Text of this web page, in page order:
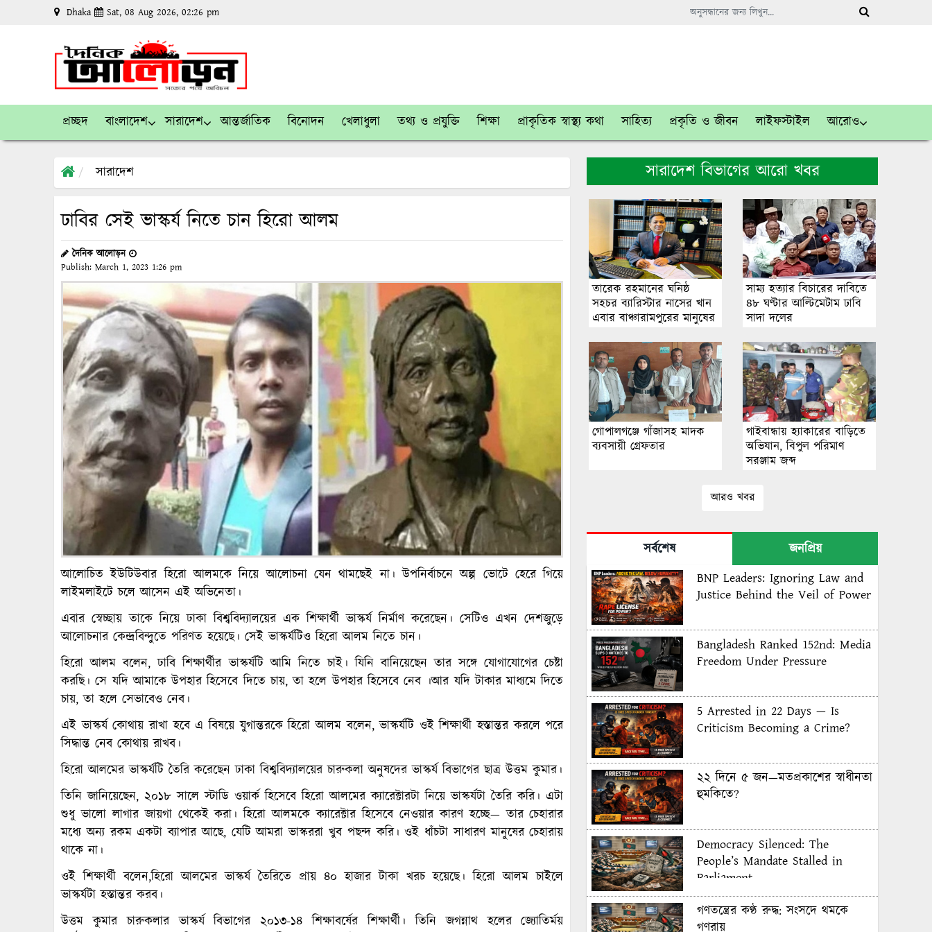
Dhaka Sat, 08 Aug 2026, 02:26 pm
প্রচ্ছদ বাংলাদেশ সারাদেশ আন্তর্জাতিক বিনোদন খেলাধুলা তথ্য ও প্রযুক্তি শিক্ষা প্রাকৃতিক স্বাস্থ্য কথা সাহিত্য প্রকৃতি ও জীবন লাইফস্টাইল আরোও
সারাদেশ
ঢাবির সেই ভাস্কর্য নিতে চান হিরো আলম
দৈনিক আলোড়ন
Publish: March 1, 2023 1:26 pm
আলোচিত ইউটিউবার হিরো আলমকে নিয়ে আলোচনা যেন থামছেই না। উপনির্বাচনে অল্প ভোটে হেরে গিয়ে
লাইমলাইটে চলে আসেন এই অভিনেতা।
এবার স্বেচ্ছায় তাকে নিয়ে ঢাকা বিশ্ববিদ্যালয়ের এক শিক্ষার্থী ভাস্কর্য নির্মাণ করেছেন। সেটিও এখন দেশজুড়ে
আলোচনার কেন্দ্রবিন্দুতে পরিণত হয়েছে। সেই ভাস্কর্যটিও হিরো আলম নিতে চান।
হিরো আলম বলেন, ঢাবি শিক্ষার্থীর ভাস্কর্যটি আমি নিতে চাই। যিনি বানিয়েছেন তার সঙ্গে যোগাযোগের চেষ্টা
করছি। সে যদি আমাকে উপহার হিসেবে দিতে চায়, তা হলে উপহার হিসেবে নেব ।আর যদি টাকার মাধ্যমে দিতে
চায়, তা হলে সেভাবেও নেব।
এই ভাস্কর্য কোথায় রাখা হবে এ বিষয়ে যুগান্তরকে হিরো আলম বলেন, ভাস্কর্যটি ওই শিক্ষার্থী হস্তান্তর করলে পরে
সিদ্ধান্ত নেব কোথায় রাখব।
হিরো আলমের ভাস্কর্যটি তৈরি করেছেন ঢাকা বিশ্ববিদ্যালয়ের চারুকলা অনুষদের ভাস্কর্য বিভাগের ছাত্র উত্তম কুমার।
তিনি জানিয়েছেন, ২০১৮ সালে স্টাডি ওয়ার্ক হিসেবে হিরো আলমের ক্যারেক্টারটা নিয়ে ভাস্কর্যটা তৈরি করি। এটা
শুধু ভালো লাগার জায়গা থেকেই করা। হিরো আলমকে ক্যারেক্টার হিসেবে নেওয়ার কারণ হচ্ছে— তার চেহারার
মধ্যে অন্য রকম একটা ব্যাপার আছে, যেটি আমরা ভাস্কররা খুব পছন্দ করি। ওই ধাঁচটা সাধারণ মানুষের চেহারায়
থাকে না।
ওই শিক্ষার্থী বলেন,হিরো আলমের ভাস্কর্য তৈরিতে প্রায় ৪০ হাজার টাকা খরচ হয়েছে। হিরো আলম চাইলে
ভাস্কর্যটা হস্তান্তর করব।
উত্তম কুমার চারুকলার ভাস্কর্য বিভাগের ২০১৩-১৪ শিক্ষাবর্ষের শিক্ষার্থী। তিনি জগন্নাথ হলের জ্যোতির্ময়
সারাদেশ বিভাগের আরো খবর
তারেক রহমানের ঘনিষ্ঠ
সহচর ব্যারিস্টার নাসের খান
এবার বাঞ্চারামপুরের মানুষের
সাম্য হত্যার বিচারের দা‌বি‌তে
৪৮ ঘণ্টার আ‌ল্টি‌মেটাম ঢাবি
সাদা দ‌লের
গোপালগঞ্জে গাঁজাসহ মাদক
ব্যবসায়ী গ্রেফতার
গাইবান্ধায় হ্যাকারের বাড়িতে
অভিযান, বিপুল পরিমাণ
সরঞ্জাম জব্দ
আরও খবর
সর্বশেষ
জনপ্রিয়
BNP Leaders: Ignoring Law and
Justice Behind the Veil of Power
Bangladesh Ranked 152nd: Media
Freedom Under Pressure
5 Arrested in 22 Days — Is
Criticism Becoming a Crime?
২২ দিনে ৫ জন—মতপ্রকাশের স্বাধীনতা
হুমকিতে?
Democracy Silenced: The
People’s Mandate Stalled in
Parliament
গণতন্ত্রের কণ্ঠ রুদ্ধ: সংসদে থমকে
গণরায়